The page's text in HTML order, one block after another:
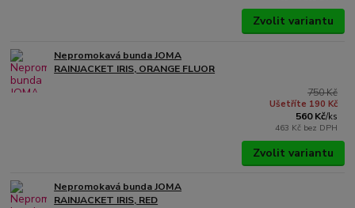
Zvolit variantu
Nepromokavá bunda JOMA
RAINJACKET IRIS, ORANGE FLUOR
750 Kč
Ušetříte 190 Kč
560 Kč/ks
463 Kč bez DPH
Zvolit variantu
Nepromokavá bunda JOMA
RAINJACKET IRIS, RED